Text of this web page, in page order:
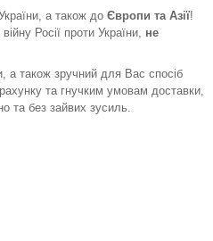
а також до Європи та Азії!
Росії проти України, не
а також зручний для Вас спосіб
та гнучким умовам доставки,
та без зайвих зусиль.